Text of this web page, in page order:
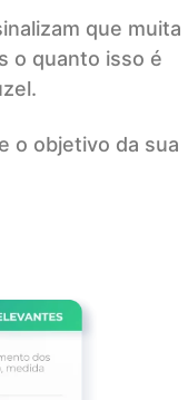
que muita
o quanto isso é
o objetivo da sua